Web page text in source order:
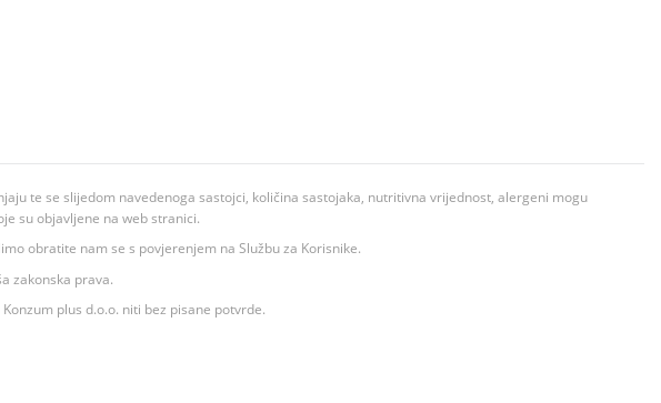
te se slijedom navedenoga sastojci, količina sastojaka, nutritivna vrijednost, alergeni mogu
su objavljene na web stranici.
obratite nam se s povjerenjem na Službu za Korisnike.
zakonska prava.
plus d.o.o. niti bez pisane potvrde.